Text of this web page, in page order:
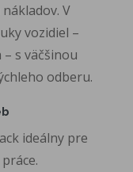
V
vozidiel –
– s väčšinou
odberu.
ideálny pre